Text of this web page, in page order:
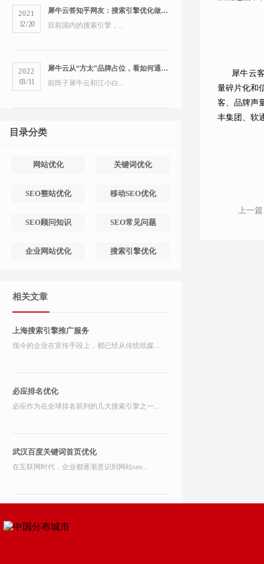
2021
12/20
犀牛云答知乎网友：搜索引擎优化做得好的公司有哪些？
目前国内的搜索引擎，...
2022
03/11
犀牛云从“方太”品牌占位，看如何通过搜索引擎占领市场
前阵子犀牛云和江小白...
目录分类
网站优化 关键词优化
SEO整站优化 移动SEO优化
SEO顾问知识 SEO常见问题
企业网站优化 搜索引擎优化
相关文章
上海搜索引擎推广服务
现今的企业在宣传手段上，都已经从传统纸媒...
必应排名优化
必应作为在全球排名前列的几大搜索引擎之一...
武汉百度关键词首页优化
在互联网时代，企业都逐渐意识到网站seo...
犀牛云
量碎片化和
客、品牌声
丰集团、软
上一